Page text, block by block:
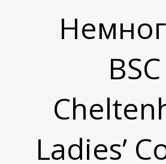
BSC
Ladies’